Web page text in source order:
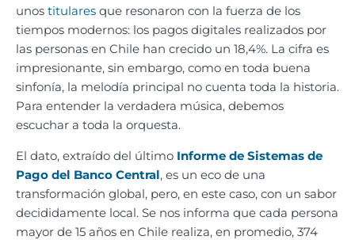
unos titulares que resonaron con la fuerza de los
tiempos modernos: los pagos digitales realizados por
las personas en Chile han crecido un 18,4%. La cifra es
impresionante, sin embargo, como en toda buena
sinfonía, la melodía principal no cuenta toda la historia.
Para entender la verdadera música, debemos
escuchar a toda la orquesta.
El dato, extraído del último Informe de Sistemas de
Pago del Banco Central, es un eco de una
transformación global, pero, en este caso, con un sabor
decididamente local. Se nos informa que cada persona
mayor de 15 años en Chile realiza, en promedio, 374